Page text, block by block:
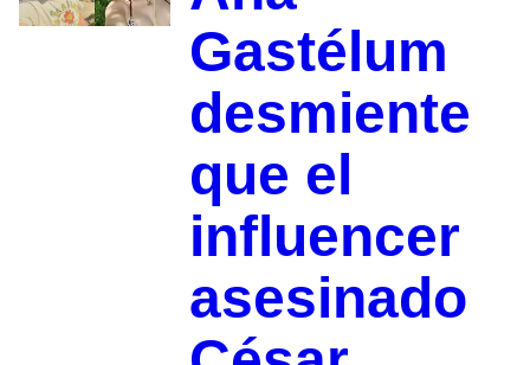
Gastélum
desmiente
que el
influencer
asesinado